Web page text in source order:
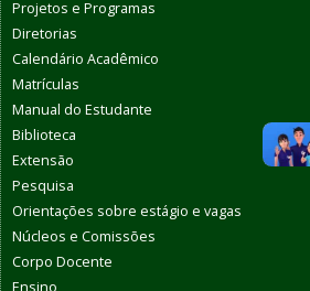
Projetos e Programas
Diretorias
Calendário Acadêmico
Matrículas
Manual do Estudante
Biblioteca
Extensão
Pesquisa
Orientações sobre estágio e vagas
Núcleos e Comissões
Corpo Docente
Ensino